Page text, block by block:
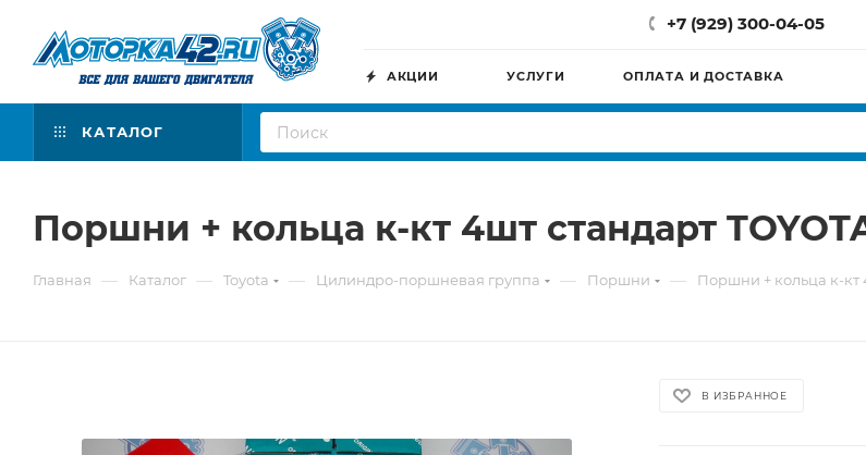
+7 (929) 300-04-05
АКЦИИ УСЛУГИ ОПЛАТА И ДОСТАВКА
КАТАЛОГ
Поршни + кольца к-кт 4шт стандарт
Главная — Каталог — Toyota — Цилиндро-поршневая группа — Поршни — Поршни + кольца к-кт
В ИЗБРАННОЕ